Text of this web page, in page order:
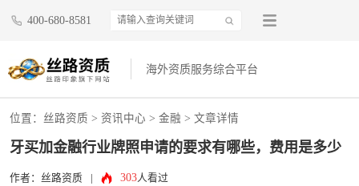
400-680-8581
海外资质服务综合平台
位置： 丝路资质 > 资讯中心 > 金融 > 文章详情
牙买加金融行业牌照申请的要求有哪些，费用是多少
作者：丝路资质 303人看过